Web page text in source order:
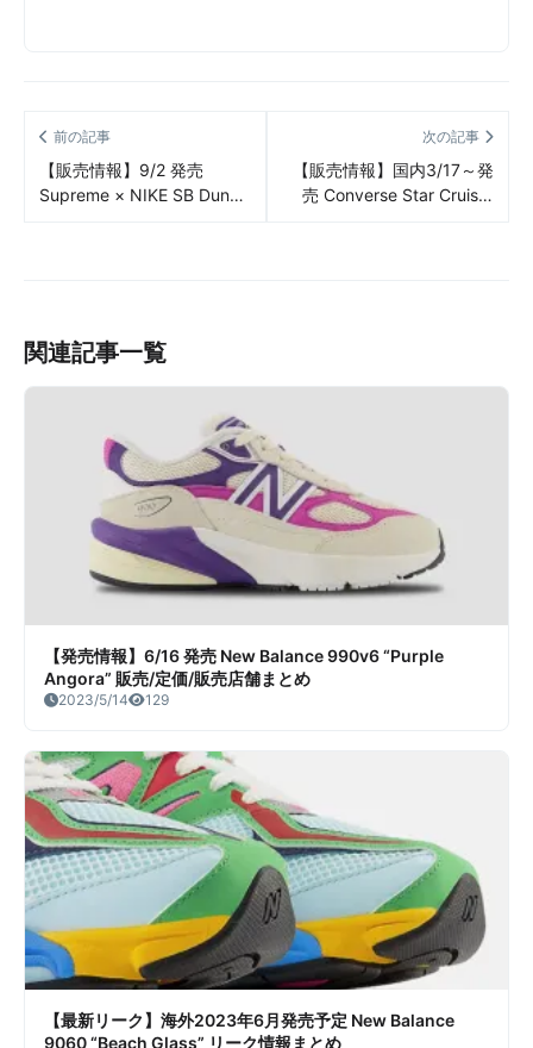
前の記事
【販売情報】9/2 発売
Supreme × NIKE SB Dunk
次の記事
【販売情報】国内3/17～発
売 Converse Star Cruiser
関連記事一覧
【発売情報】6/16 発売 New Balance 990v6 “Purple
Angora” 販売/定価/販売店舗まとめ
2023/5/14 129
【最新リーク】海外2023年6月発売予定 New Balance
9060 “Beach Glass” リーク情報まとめ